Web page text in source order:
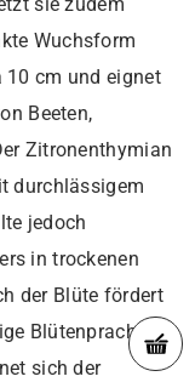
Wuchsform
10 cm und eignet
Beeten,
Zitronenthymian
durchlässigem
jedoch
in trockenen
der Blüte fördert
Blütenpracht im
sich der